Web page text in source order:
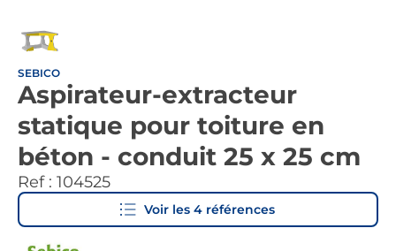
SEBICO
Aspirateur-extracteur
statique pour toiture en
béton - conduit 25 x 25 cm
Ref : 104525
Voir les 4 références